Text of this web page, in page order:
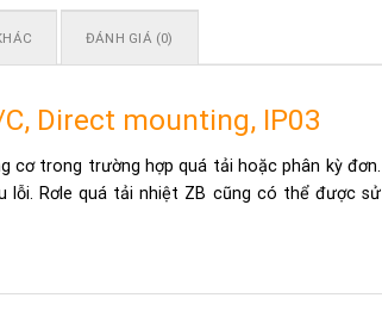
ĐÁNH GIÁ (0)
Direct mounting, IP03
cơ trong trường hợp quá tải hoặc phân kỳ đơn.
Rơle quá tải nhiệt ZB cũng có thể được sử